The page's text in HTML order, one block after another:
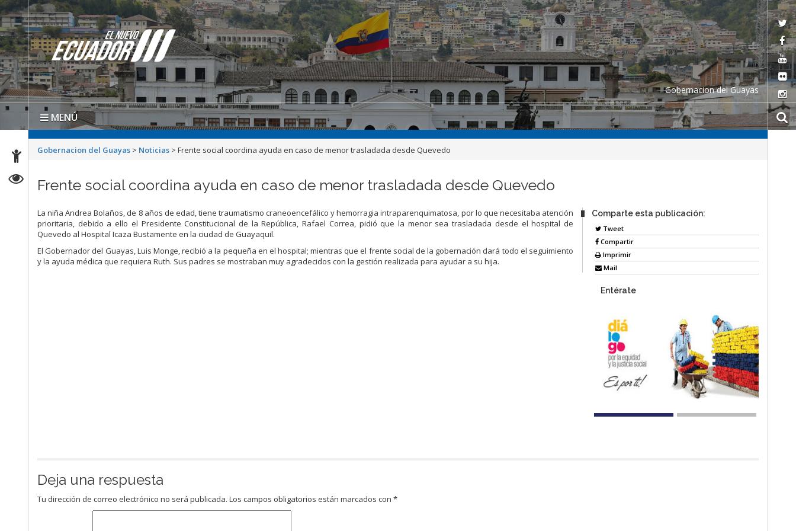
Gobernacion del Guayas
MENÚ
Gobernacion del Guayas > Noticias >Frente social coordina ayuda en caso de menor trasladada desde Quevedo
Frente social coordina ayuda en caso de menor trasladada desde Quevedo
La niña Andrea Bolaños, de 8 años de edad, tiene traumatismo craneoencefálico y hemorragia intraparenquimatosa, por lo que necesitaba atención
prioritaria, debido a ello el Presidente Constitucional de la República, Rafael Correa, pidió que la menor sea trasladada desde el hospital de
Quevedo al Hospital Icaza Bustamente en la ciudad de Guayaquil.
El Gobernador del Guayas, Luis Monge, recibió a la pequeña en el hospital; mientras que el frente social de la gobernación dará todo el seguimiento
y la ayuda médica que requiera Ruth. Sus padres se mostraban muy agradecidos con la gestión realizada para ayudar a su hija.
Comparte esta publicación:
Tweet
Compartir
Imprimir
Mail
Entérate
Deja una respuesta
Tu dirección de correo electrónico no será publicada. Los campos obligatorios están marcados con*